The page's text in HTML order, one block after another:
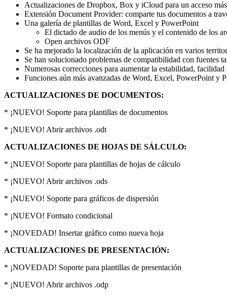
Actualizaciones de Dropbox, Box y iCloud para un acceso
Extensión Document Provider: comparte tus documentos a
Una galería de plantillas de Word, Excel y PowerPoint
El dictado de audio de los menús y el contenido de los
Оpen archivos ODF
Se ha mejorado la localización de la aplicación en varios
Se han solucionado problemas de compatibilidad con fuentes
Numerosas correcciones para aumentar la estabilidad,
Funciones aún más avanzadas de Word, Excel, PowerPoint y
ACTUALIZACIONES DE DOCUMENTOS:
* ¡NUEVO! Soporte para plantillas de documentos
* ¡NUEVO! Abrir archivos .odt
ACTUALIZACIONES DE HOJAS DE SÁLCULO:
* ¡NUEVO! Soporte para plantillas de hojas de cálculo
* ¡NUEVO! Abrir archivos .ods
* ¡NUEVO! Soporte para gráficos de dispersión
* ¡NUEVO! Formato condicional
* ¡NOVEDAD! Insertar gráfico como nueva hoja
ACTUALIZACIONES DE PRESENTACIÓN:
* ¡NOVEDAD! Soporte para plantillas de presentación
* ¡NUEVO! Abrir archivos .odp